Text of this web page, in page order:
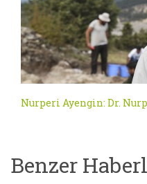
Nurperi Ayengin: Dr.
Benzer